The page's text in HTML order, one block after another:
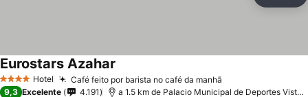
4 EstrelasHotel Café feito por barista no café da manhã
Eurostars Azahar
9,3 Excelente 4.191 a 1.5 km de Palacio Municipal de Deportes Vista Alegre